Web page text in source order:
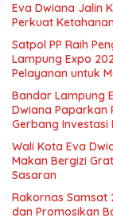
Eva Dwiana Jalin
Perkuat
Satpol PP Raih
Lampung Expo
Pelayanan untuk
Bandar Lampung
Dwiana Paparkan
Gerbang Investasi
Wali Kota Eva
Makan Bergizi
Sasaran
Rakornas Samsat
dan Promosikan